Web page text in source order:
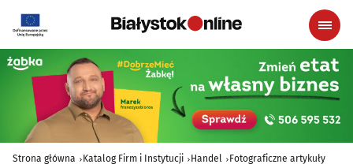
Strona główna Katalog Firm i Instytucji Handel Fotograficzne artykuły